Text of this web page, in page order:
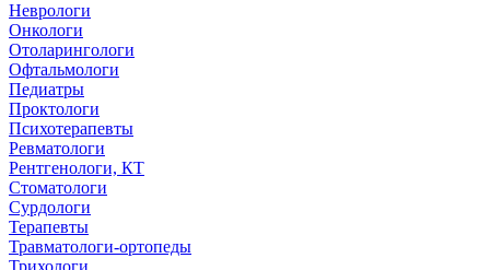
Неврологи
Онкологи
Отоларингологи
Офтальмологи
Педиатры
Проктологи
Психотерапевты
Ревматологи
Рентгенологи, КТ
Стоматологи
Сурдологи
Терапевты
Травматологи-ортопеды
Трихологи